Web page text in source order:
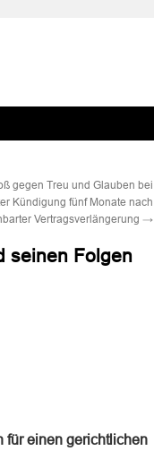
gegen Treu und Glauben bei
Kündigung fünf Monate nach
Vertragsverlängerung →
seinen Folgen
für einen gerichtlichen